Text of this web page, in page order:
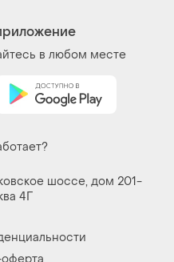
в любом месте
шоссе, дом 201-
4Г